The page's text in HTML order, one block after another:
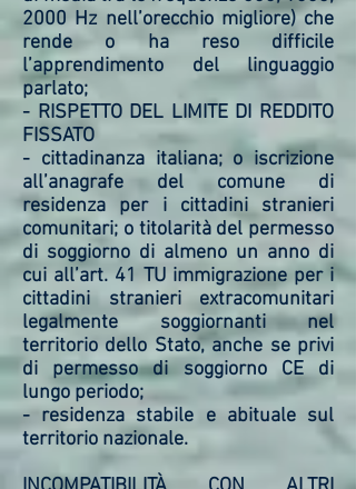
2000 Hz nell’orecchio migliore) che
rende o ha reso difficile
l’apprendimento del linguaggio
parlato;
- RISPETTO DEL LIMITE DI REDDITO
FISSATO
- cittadinanza italiana; o iscrizione
all’anagrafe del comune di
residenza per i cittadini stranieri
comunitari; o titolarità del permesso
di soggiorno di almeno un anno di
cui all’art. 41 TU immigrazione per i
cittadini stranieri extracomunitari
legalmente soggiornanti nel
territorio dello Stato, anche se privi
di permesso di soggiorno CE di
lungo periodo;
- residenza stabile e abituale sul
territorio nazionale.